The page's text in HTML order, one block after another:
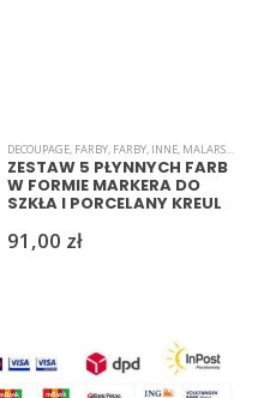
DECOUPAGE, FARBY, FARBY, INNE, MALARSTWO
ZESTAW 5 PŁYNNYCH FARB
W FORMIE MARKERA DO
SZKŁA I PORCELANY KREUL
91,00 zł